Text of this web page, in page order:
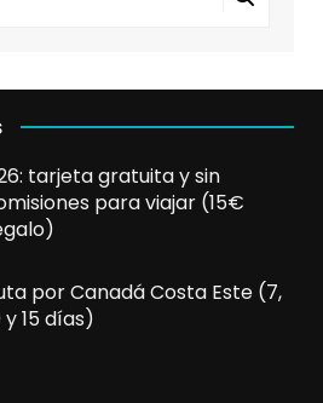
tarjeta gratuita y sin
para viajar (15€
por Canadá Costa Este (7,
y 15 días)